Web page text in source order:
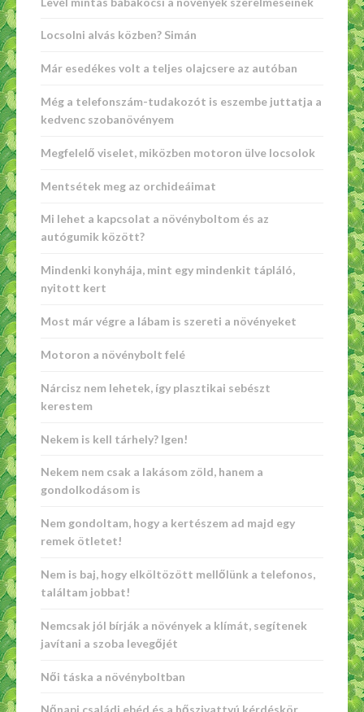
Locsolni alvás közben? Simán
Már esedékes volt a teljes olajcsere az autóban
Még a telefonszám-tudakozót is eszembe juttatja a
kedvenc szobanövényem
Megfelelő viselet, miközben motoron ülve locsolok
Mentsétek meg az orchideáimat
Mi lehet a kapcsolat a növényboltom és az
autógumik között?
Mindenki konyhája, mint egy mindenkit tápláló,
nyitott kert
Most már végre a lábam is szereti a növényeket
Motoron a növénybolt felé
Nárcisz nem lehetek, így plasztikai sebészt
kerestem
Nekem is kell tárhely? Igen!
Nekem nem csak a lakásom zöld, hanem a
gondolkodásom is
Nem gondoltam, hogy a kertészem ad majd egy
remek ötletet!
Nem is baj, hogy elköltözött mellőlünk a telefonos,
találtam jobbat!
Nemcsak jól bírják a növények a klímát, segítenek
javítani a szoba levegőjét
Női táska a növényboltban